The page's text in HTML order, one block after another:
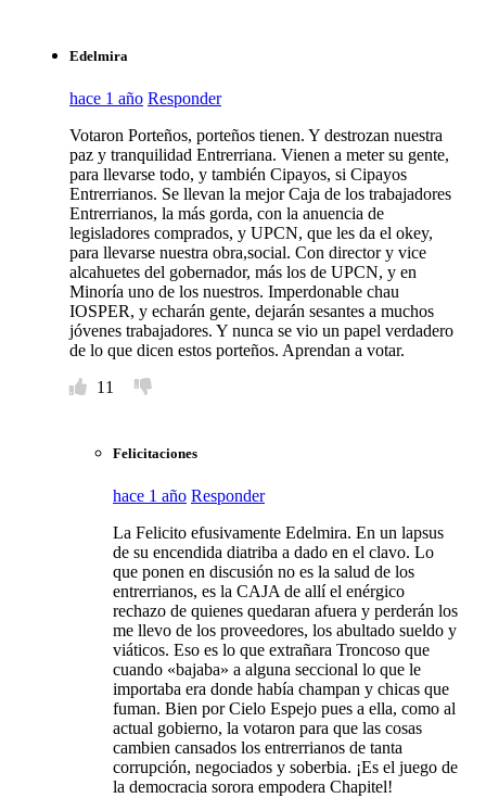
Edelmira
hace 1 año Responder
Votaron Porteños, porteños tienen. Y destrozan nuestra
paz y tranquilidad Entrerriana. Vienen a meter su gente,
para llevarse todo, y también Cipayos, si Cipayos
Entrerrianos. Se llevan la mejor Caja de los trabajadores
Entrerrianos, la más gorda, con la anuencia de
legisladores comprados, y UPCN, que les da el okey,
para llevarse nuestra obra,social. Con director y vice
alcahuetes del gobernador, más los de UPCN, y en
Minoría uno de los nuestros. Imperdonable chau
IOSPER, y echarán gente, dejarán sesantes a muchos
jóvenes trabajadores. Y nunca se vio un papel verdadero
de lo que dicen estos porteños. Aprendan a votar.
11
Felicitaciones
hace 1 año Responder
La Felicito efusivamente Edelmira. En un lapsus
de su encendida diatriba a dado en el clavo. Lo
que ponen en discusión no es la salud de los
entrerrianos, es la CAJA de allí el enérgico
rechazo de quienes quedaran afuera y perderán los
me llevo de los proveedores, los abultado sueldo y
viáticos. Eso es lo que extrañara Troncoso que
cuando «bajaba» a alguna seccional lo que le
importaba era donde había champan y chicas que
fuman. Bien por Cielo Espejo pues a ella, como al
actual gobierno, la votaron para que las cosas
cambien cansados los entrerrianos de tanta
corrupción, negociados y soberbia. ¡Es el juego de
la democracia sorora empodera Chapitel!